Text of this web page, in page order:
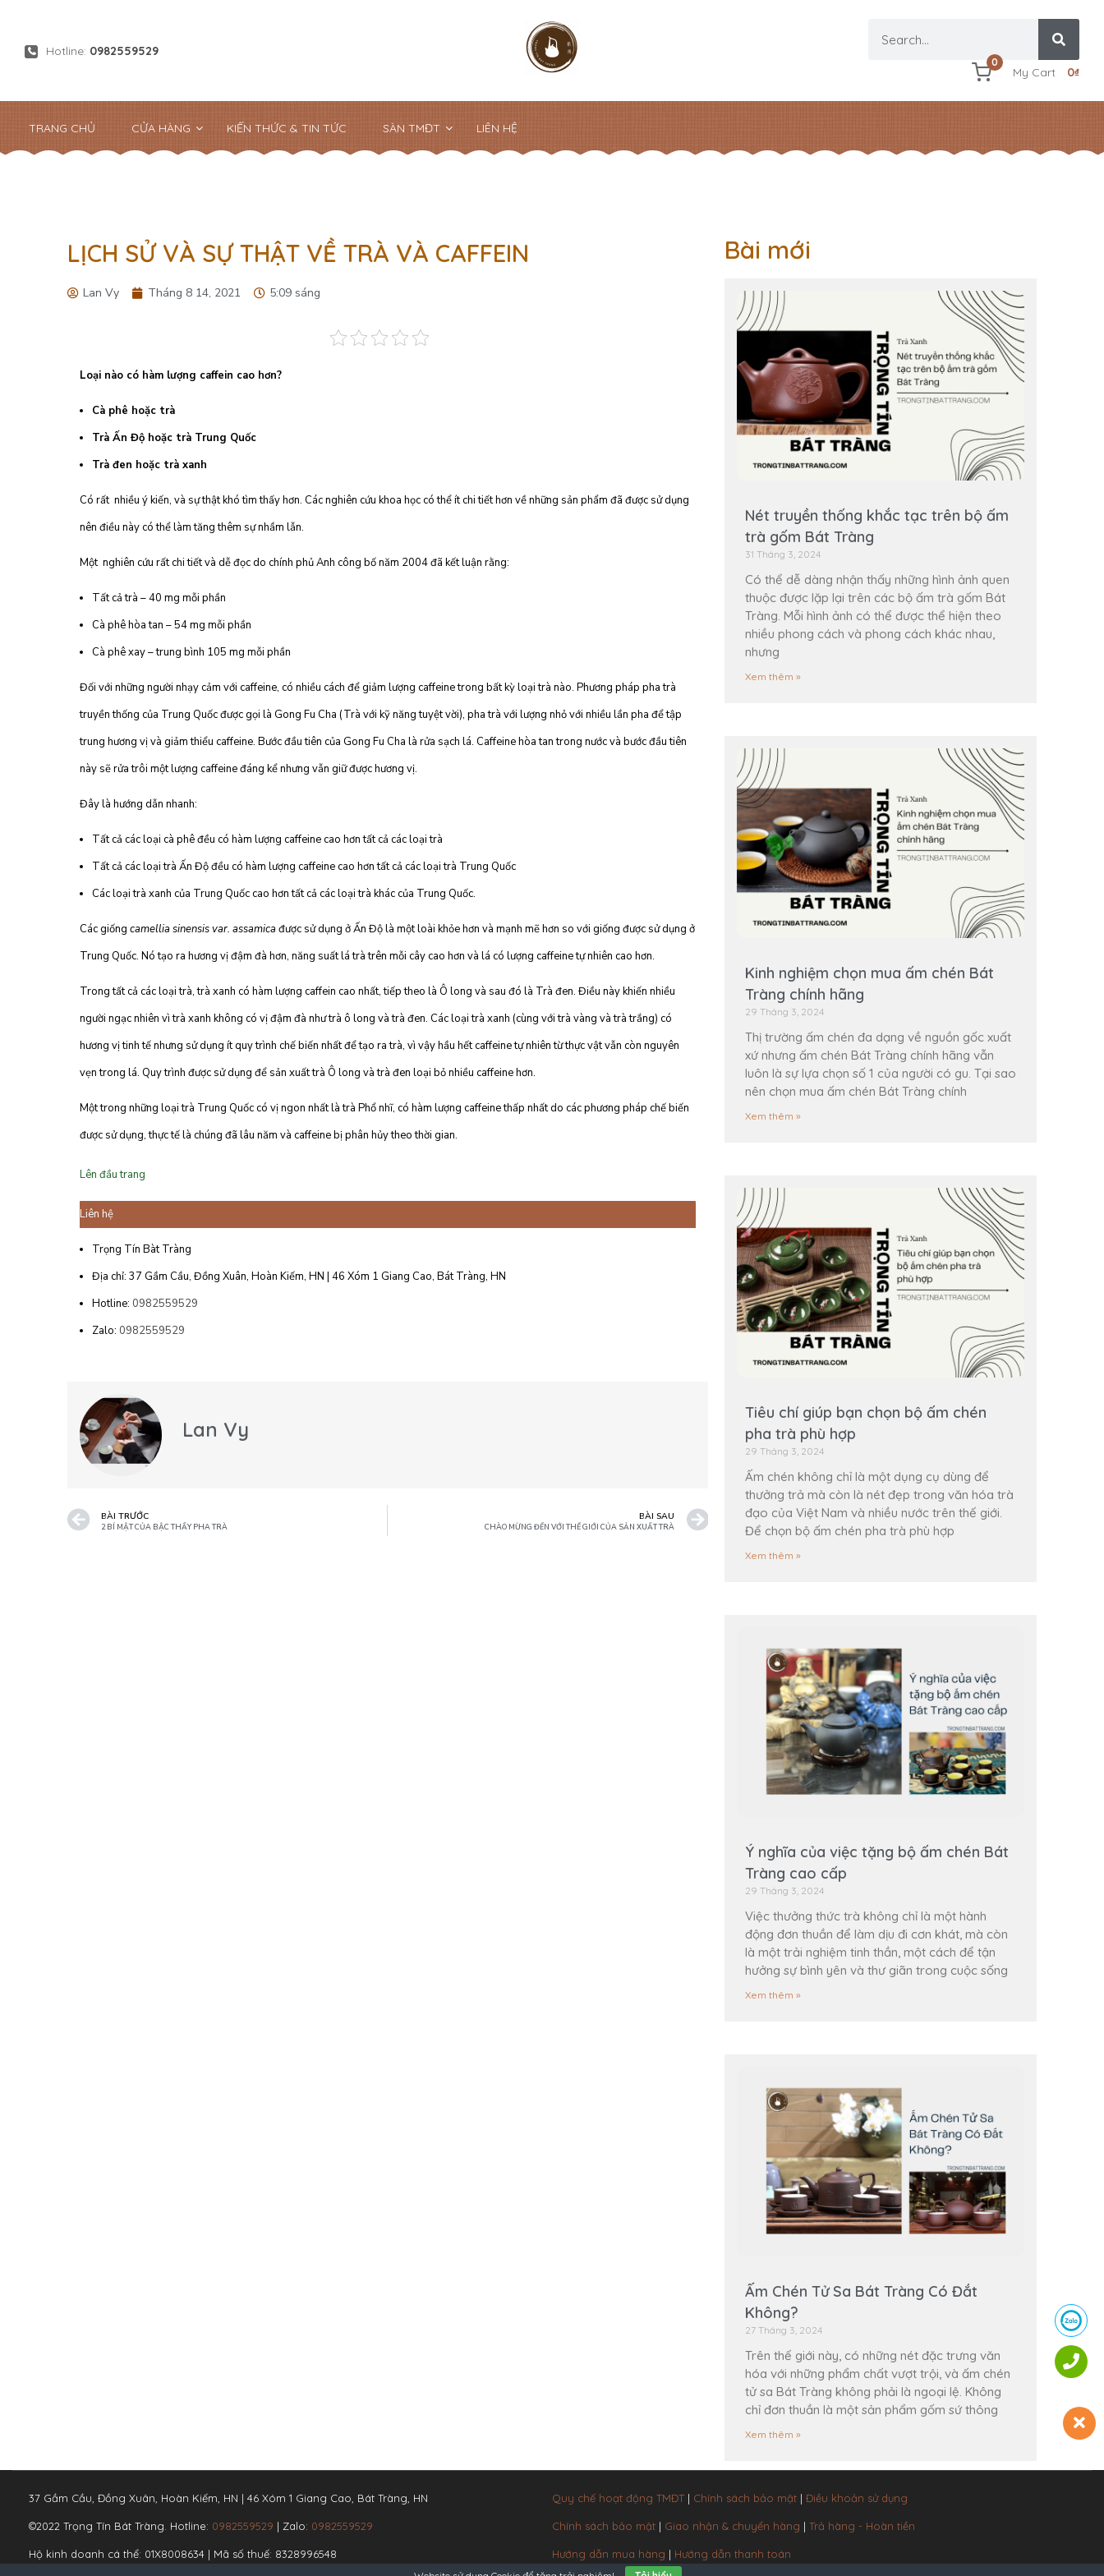
Hotline: 0982559529
My Cart
0
0₫
TRANG CHỦ CỬA HÀNG KIẾN THỨC & TIN TỨC SÀN TMĐT LIÊN HỆ
LỊCH SỬ VÀ SỰ THẬT VỀ TRÀ VÀ CAFFEIN
Lan Vy Tháng 8 14, 2021 5:09 sáng
Loại nào có hàm lượng caffein cao hơn?
Cà phê hoặc trà
Trà Ấn Độ hoặc trà Trung Quốc
Trà đen hoặc trà xanh
Có rất nhiều ý kiến, và sự thật khó tìm thấy hơn. Các nghiên cứu khoa học có thể ít chi tiết hơn về những sản phẩm đã được sử dụng
nên điều này có thể làm tăng thêm sự nhầm lẫn.
Một nghiên cứu rất chi tiết và dễ đọcdo chính phủ Anh công bố năm 2004 đã kết luận rằng:
Tất cả trà – 40 mg mỗi phần
Cà phê hòa tan – 54 mg mỗi phần
Cà phê xay – trung bình 105 mg mỗi phần
Đối với những người nhạy cảm với caffeine, có nhiều cách để giảm lượng caffeine trong bất kỳ loại trà nào. Phương pháp pha trà
truyền thống của Trung Quốc được gọi là Gong Fu Cha (Trà với kỹ năng tuyệt vời), pha trà với lượng nhỏ với nhiều lần pha để tập
trung hương vị và giảm thiểu caffeine. Bước đầu tiên của Gong Fu Cha là rửa sạch lá. Caffeine hòa tan trong nước và bước đầu tiên
này sẽ rửa trôi một lượng caffeine đáng kể nhưng vẫn giữ được hương vị.
Đây là hướng dẫn nhanh:
Tất cả các loại cà phê đều có hàm lượng caffeine cao hơn tất cả các loại trà
Tất cả các loại trà Ấn Độ đều có hàm lượng caffeine cao hơn tất cả các loại trà Trung Quốc
Các loại trà xanh của Trung Quốc cao hơn tất cả các loại trà khác của Trung Quốc.
Các giống camellia sinensis var. assamica được sử dụng ở Ấn Độ là một loài khỏe hơn và mạnh mẽ hơn so với giống được sử dụng ở
Trung Quốc. Nó tạo ra hương vị đậm đà hơn, năng suất lá trà trên mỗi cây cao hơn và lá có lượng caffeine tự nhiên cao hơn.
Trong tất cả các loại trà, trà xanh có hàm lượng caffein cao nhất, tiếp theo là Ô long và sau đó là Trà đen. Điều này khiến nhiều
người ngạc nhiên vì trà xanh không có vị đậm đà như trà ô long và trà đen. Các loại trà xanh (cùng với trà vàng và trà trắng) có
hương vị tinh tế nhưng sử dụng ít quy trình chế biến nhất để tạo ra trà, vì vậy hầu hết caffeine tự nhiên từ thực vật vẫn còn nguyên
vẹn trong lá. Quy trình được sử dụng để sản xuất trà Ô long và trà đen loại bỏ nhiều caffeine hơn.
Một trong những loại trà Trung Quốc có vị ngon nhất là trà Phổ nhĩ, có hàm lượng caffeine thấp nhất do các phương pháp chế biến
được sử dụng, thực tế là chúng đã lâu năm và caffeine bị phân hủy theo thời gian.
Lên đầu trang
Liên hệ
Trọng Tín Bàt Tràng
Địa chỉ: 37 Gầm Cầu, Đồng Xuân, Hoàn Kiếm, HN | 46 Xóm 1 Giang Cao, Bát Tràng, HN
Hotline: 0982559529
Zalo: 0982559529
Lan Vy
BÀI TRƯỚC
2 BÍ MẬT CỦA BẬC THẦY PHA TRÀ
BÀI SAU
CHÀO MỪNG ĐẾN VỚI THẾ GIỚI CỦA SẢN XUẤT TRÀ
Bài mới
Nét truyền thống khắc tạc trên bộ ấm
trà gốm Bát Tràng
31 Tháng 3, 2024
Có thể dễ dàng nhận thấy những hình ảnh quen
thuộc được lặp lại trên các bộ ấm trà gốm Bát
Tràng. Mỗi hình ảnh có thể được thể hiện theo
nhiều phong cách và phong cách khác nhau,
nhưng
Xem thêm »
Kinh nghiệm chọn mua ấm chén Bát
Tràng chính hãng
29 Tháng 3, 2024
Thị trường ấm chén đa dạng về nguồn gốc xuất
xứ nhưng ấm chén Bát Tràng chính hãng vẫn
luôn là sự lựa chọn số 1 của người có gu. Tại sao
nên chọn mua ấm chén Bát Tràng chính
Xem thêm »
Tiêu chí giúp bạn chọn bộ ấm chén
pha trà phù hợp
29 Tháng 3, 2024
Ấm chén không chỉ là một dụng cụ dùng để
thưởng trả mà còn là nét đẹp trong văn hóa trà
đạo của Việt Nam và nhiều nước trên thế giới.
Để chọn bộ ấm chén pha trà phù hợp
Xem thêm »
Ý nghĩa của việc tặng bộ ấm chén Bát
Tràng cao cấp
29 Tháng 3, 2024
Việc thưởng thức trà không chỉ là một hành
động đơn thuần để làm dịu đi cơn khát, mà còn
là một trải nghiệm tinh thần, một cách để tận
hưởng sự bình yên và thư giãn trong cuộc sống
Xem thêm »
Ấm Chén Tử Sa Bát Tràng Có Đắt
Không?
27 Tháng 3, 2024
Trên thế giới này, có những nét đặc trưng văn
hóa với những phẩm chất vượt trội, và ấm chén
tử sa Bát Tràng không phải là ngoại lệ. Không
chỉ đơn thuần là một sản phẩm gốm sứ thông
Xem thêm »
37 Gầm Cầu, Đồng Xuân, Hoàn Kiếm, HN | 46 Xóm 1 Giang Cao, Bát Tràng, HN
©2022 Trọng Tín Bát Tràng. Hotline: 0982559529 | Zalo: 0982559529
Hộ kinh doanh cá thể: 01X8008634 | Mã số thuế: 8328996548
Quy chế hoạt động TMĐT| Chính sách bảo mật | Điều khoản sử dụng
Chính sách bảo mật | Giao nhận & chuyển hàng | Trả hàng - Hoàn tiền
Hướng dẫn mua hàng | Hướng dẫn thanh toán